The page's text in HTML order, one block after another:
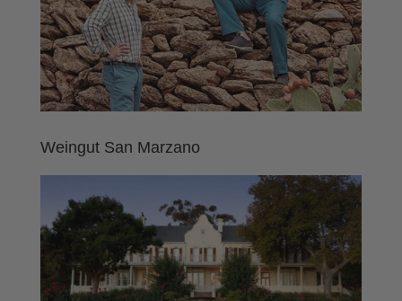
Weingut San Marzano